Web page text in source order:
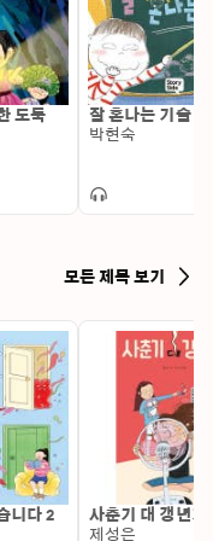
도둑
잘 혼나는 기술
박현숙
모든 제목 보기
니다 2
사춘기 대 갱년기
제성은